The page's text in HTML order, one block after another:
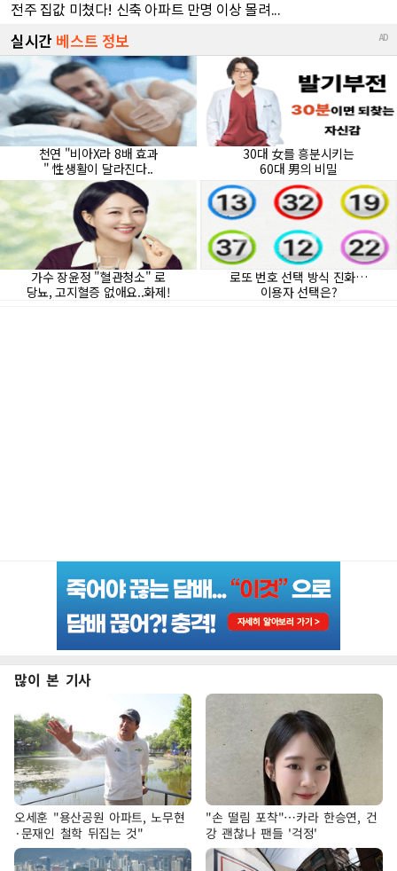
많이 본 기사
오세훈 "용산공원 아파트, 노무현
·문재인 철학 뒤집는 것"
"손 떨림 포착"…카라 한승연, 건
강 괜찮나 팬들 '걱정'